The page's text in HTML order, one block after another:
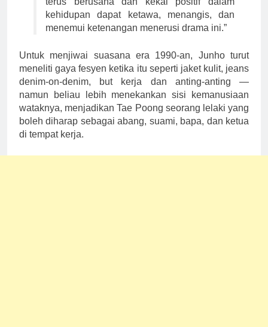
kehidupan dapat ketawa, menangis, dan
menemui ketenangan menerusi drama ini.”
Untuk menjiwai suasana era 1990-an, Junho turut
meneliti gaya fesyen ketika itu seperti jaket kulit, jeans
denim-on-denim, but kerja dan anting-anting —
namun beliau lebih menekankan sisi kemanusiaan
wataknya, menjadikan Tae Poong seorang lelaki yang
boleh diharap sebagai abang, suami, bapa, dan ketua
di tempat kerja.